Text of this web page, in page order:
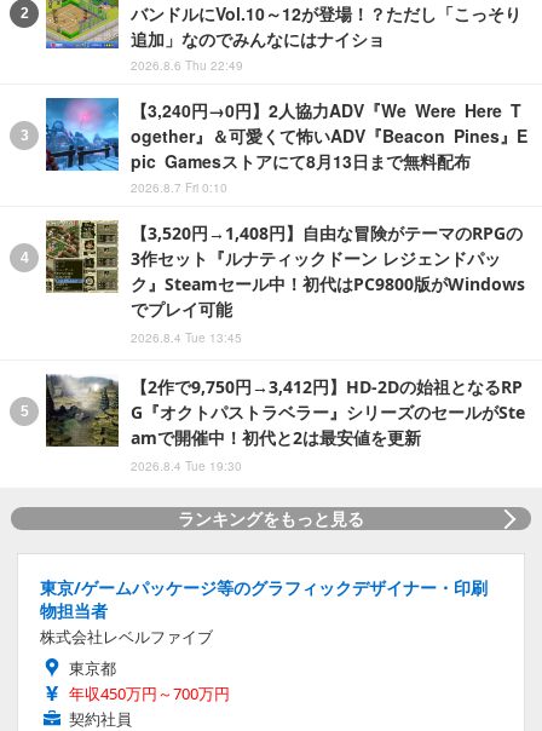
バンドルにVol.10～12が登場！？ただし「こっそり
追加」なのでみんなにはナイショ
2026.8.6 Thu 22:49
【3,240円→0円】2人協力ADV『We Were Here T
ogether』＆可愛くて怖いADV『Beacon Pines』E
pic Gamesストアにて8月13日まで無料配布
2026.8.7 Fri 0:10
【3,520円→1,408円】自由な冒険がテーマのRPGの
3作セット『ルナティックドーン レジェンドパッ
ク』Steamセール中！初代はPC9800版がWindows
でプレイ可能
2026.8.4 Tue 13:45
【2作で9,750円→3,412円】HD-2Dの始祖となるRP
G『オクトパストラベラー』シリーズのセールがSte
amで開催中！初代と2は最安値を更新
2026.8.4 Tue 19:30
ランキングをもっと見る
東京/ゲームパッケージ等のグラフィックデザイナー・印刷
物担当者
株式会社レベルファイブ
東京都
年収450万円～700万円
契約社員